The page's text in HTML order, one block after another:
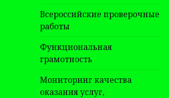
Всероссийские проверочные
работы
Функциональная
грамотность
Мониторинг качества
оказания услуг,